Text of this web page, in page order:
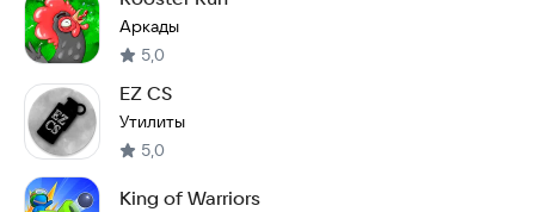
Аркады
5,0
EZ CS
Утилиты
5,0
King of Warriors